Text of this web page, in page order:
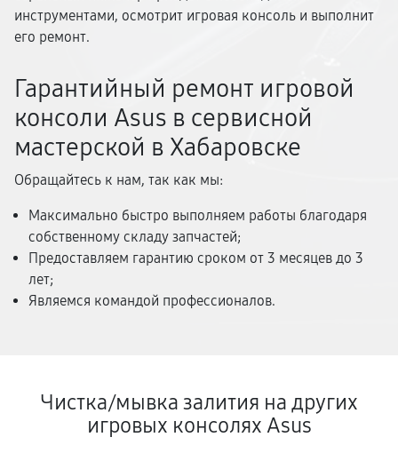
инструментами, осмотрит игровая консоль и выполнит
его ремонт.
Гарантийный ремонт игровой
консоли Asus в сервисной
мастерской в Хабаровске
Обращайтесь к нам, так как мы:
Максимально быстро выполняем работы благодаря
собственному складу запчастей;
Предоставляем гарантию сроком от 3 месяцев до 3
лет;
Являемся командой профессионалов.
Чистка/мывка залития на других
игровых консолях Asus